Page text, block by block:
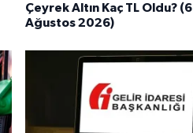
Çeyrek Altın Kaç TL Oldu? (6
Ağustos 2026)